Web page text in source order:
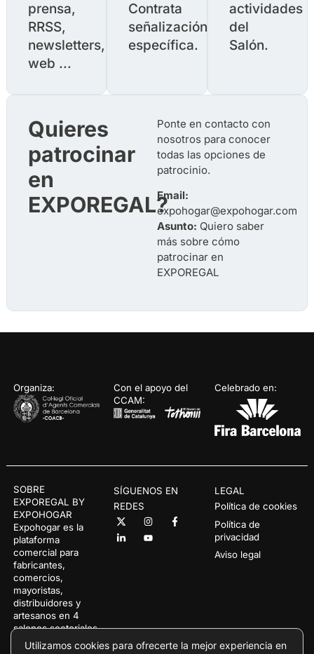
prensa,
RRSS,
newsletters,
web ...
Contrata
señalización
específica.
actividades
del
Salón.
Quieres
patrocinar
en
EXPOREGAL?
Ponte en contacto con
nosotros para conocer
todas las opciones de
patrocinio.
Email:
expohogar@expohogar.com
Asunto: Quiero saber
más sobre cómo
patrocinar en
EXPOREGAL
Organiza:
Con el apoyo del
CCAM:
Celebrado en:
SOBRE
EXPOREGAL BY
EXPOHOGAR
Expohogar es la
plataforma
comercial para
fabricantes,
comercios,
mayoristas,
distribuidores y
artesanos en 4
salones sectoriales
dedicados a la
SÍGUENOS EN
REDES
LEGAL
Política de cookies
Política de
privacidad
Aviso legal
Utilizamos cookies para ofrecerte la mejor experiencia en